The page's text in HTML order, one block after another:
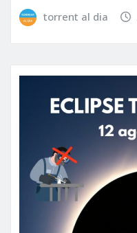
torrent al dia